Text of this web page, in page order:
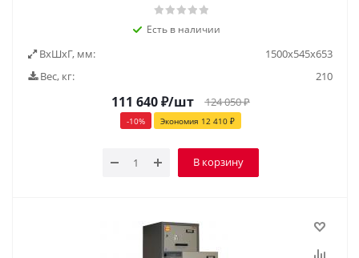
Есть в наличии
ВxШxГ, мм:
1500х545х653
Вес, кг:
210
111 640₽/шт 124 050₽
-10% Экономия 12 410₽
В корзину